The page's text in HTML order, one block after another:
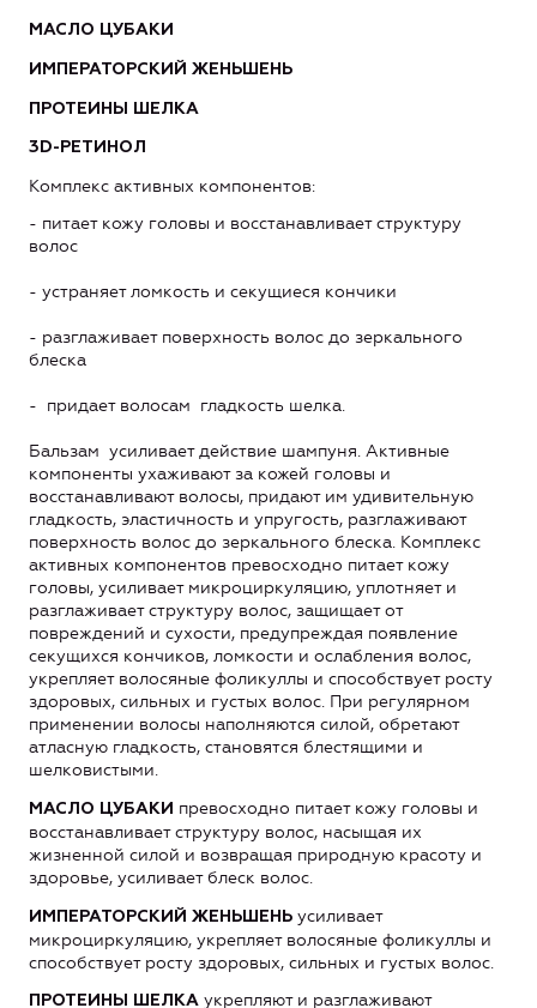
МАСЛО ЦУБАКИ
ИМПЕРАТОРСКИЙ ЖЕНЬШЕНЬ
ПРОТЕИНЫ ШЕЛКА
3D-РЕТИНОЛ
Комплекс активных компонентов:
- питает кожу головы и восстанавливает структуру
волос
- устраняет ломкость и секущиеся кончики
- разглаживает поверхность волос до зеркального
блеска
- придает волосам гладкость шелка.
Бальзам усиливает действие шампуня. Активные
компоненты ухаживают за кожей головы и
восстанавливают волосы, придают им удивительную
гладкость, эластичность и упругость, разглаживают
поверхность волос до зеркального блеска. Комплекс
активных компонентов превосходно питает кожу
головы, усиливает микроциркуляцию, уплотняет и
разглаживает структуру волос, защищает от
повреждений и сухости, предупреждая появление
секущихся кончиков, ломкости и ослабления волос,
укрепляет волосяные фоликуллы и способствует росту
здоровых, сильных и густых волос. При регулярном
применении волосы наполняются силой, обретают
атласную гладкость, становятся блестящими и
шелковистыми.
МАСЛО ЦУБАКИ превосходно питает кожу головы и
восстанавливает структуру волос, насыщая их
жизненной силой и возвращая природную красоту и
здоровье, усиливает блеск волос.
ИМПЕРАТОРСКИЙ ЖЕНЬШЕНЬ усиливает
микроциркуляцию, укрепляет волосяные фоликуллы и
способствует росту здоровых, сильных и густых волос.
ПРОТЕИНЫ ШЕЛКА укрепляют и разглаживают